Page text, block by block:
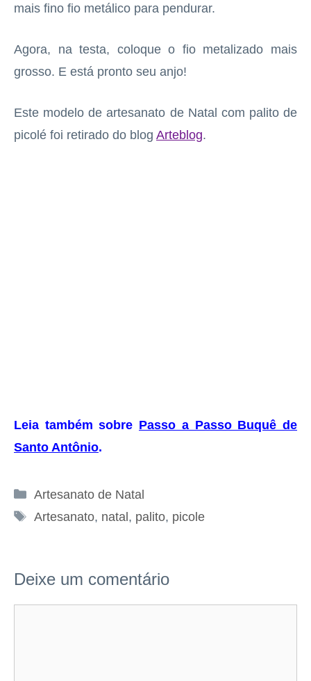
mais fino fio metálico para pendurar.
Agora, na testa, coloque o fio metalizado mais
grosso. E está pronto seu anjo!
Este modelo de artesanato de Natal com palito de
picolé foi retirado do blog Arteblog.
Leia também sobre Passo a Passo Buquê de
Santo Antônio.
Categorias
Artesanato de Natal
Tags
Artesanato, natal, palito, picole
Deixe um comentário